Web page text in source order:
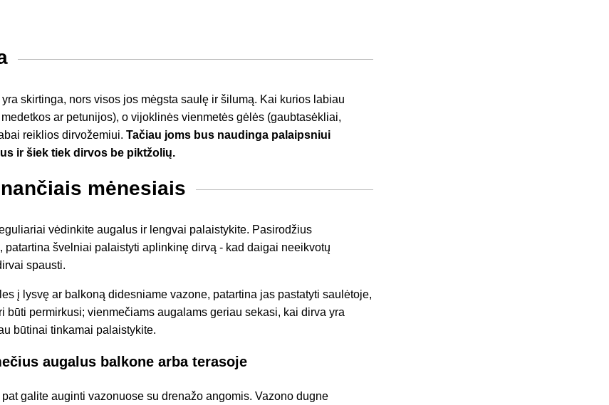
skirtinga, nors visos jos mėgsta saulę ir šilumą. Kai kurios labiau
ar petunijos), o vijoklinės vienmetės gėlės (gaubtasėkliai,
reiklios dirvožemiui.Tačiau joms bus naudinga palaipsniui
ir šiek tiek dirvos be piktžolių.
mėnesiais
vėdinkite augalus ir lengvai palaistykite. Pasirodžius
patartina švelniai palaistyti aplinkinę dirvą - kad daigai neeikvotų
spausti.
į lysvę ar balkoną didesniame vazone, patartina jas pastatyti saulėtoje,
būti permirkusi; vienmečiams augalams geriau sekasi, kai dirva yra
būtinai tinkamai palaistykite.
augalus balkone arba terasoje
galite auginti vazonuose su drenažo angomis. Vazono dugne